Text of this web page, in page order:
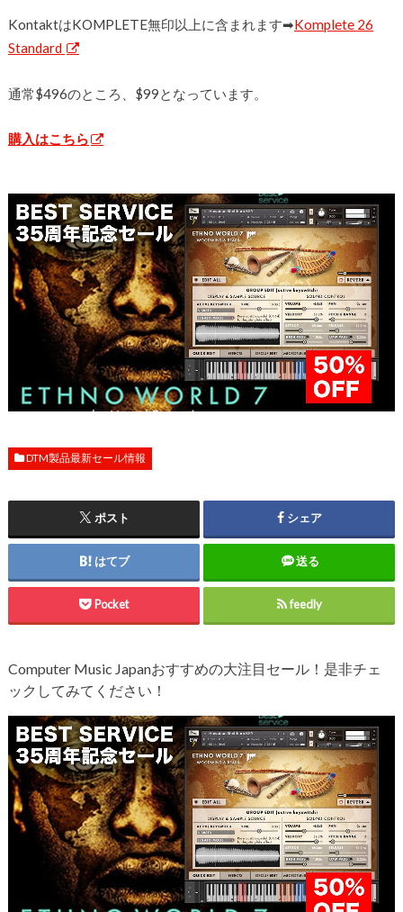
KontaktはKOMPLETE無印以上に含まれます➡︎Komplete 26
Standard
通常$496のところ、$99となっています。
購入はこちら
DTM製品最新セール情報
ポスト シェア
はてブ 送る
Pocket feedly
Computer Music Japanおすすめの大注目セール！是非チェ
ックしてみてください！